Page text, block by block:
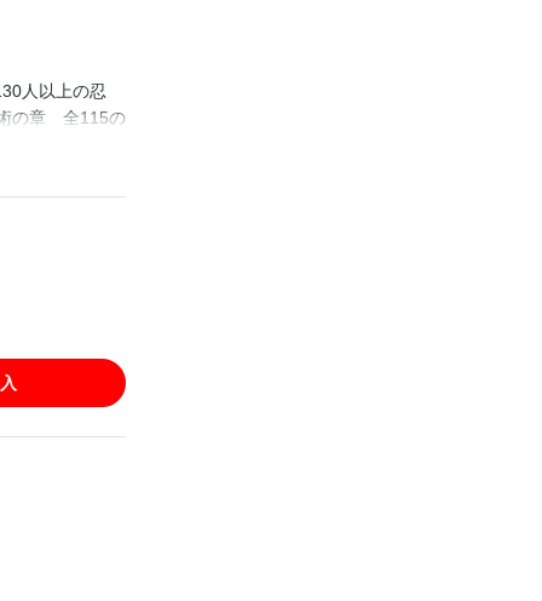
人以上の忍
の章 全115の
注目企画満